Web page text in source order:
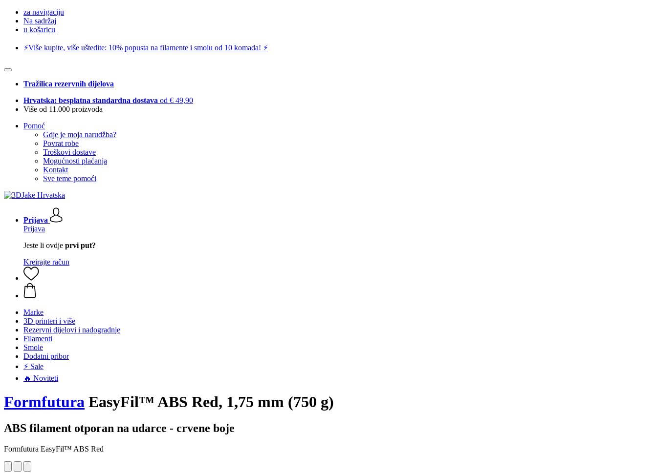
za navigaciju
Na sadržaj
u košaricu
⚡️Više kupite, više uštedite: 10% popusta na filamente i smolu od 10 komada! ⚡️
Tražilica rezervnih dijelova
Hrvatska: besplatna standardna dostava od € 49,90
Više od 11.000 proizvoda
Pomoć
Gdje je moja narudžba?
Povrat robe
Troškovi dostave
Mogućnosti plaćanja
Kontakt
Sve teme pomoći
Prijava
Prijava
Jeste li ovdje prvi put?
Kreirajte račun
Marke
3D printeri i više
Rezervni dijelovi i nadogradnje
Filamenti
Smole
Dodatni pribor
⚡ Sale
🔥 Noviteti
Formfutura EasyFil™ ABS Red, 1,75 mm (750 g)
ABS filament otporan na udarce - crvene boje
Formfutura EasyFil™ ABS Red